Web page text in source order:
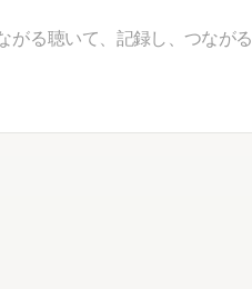
がる聴いて、記録し、つながる